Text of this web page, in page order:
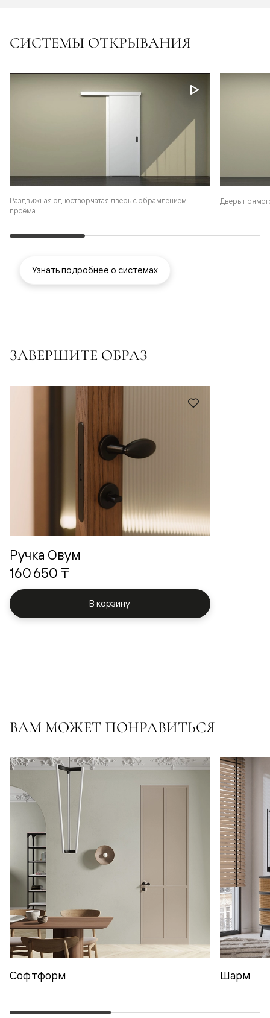
СИСТЕМЫ ОТКРЫВАНИЯ
Раздвижная одностворчатая дверь с обрамлением
проёма
Дверь
Узнать подробнее о системах
ЗАВЕРШИТЕ ОБРАЗ
Ручка Овум
160 650 ₸
В корзину
ВАМ МОЖЕТ ПОНРАВИТЬСЯ
Софтформ Шарм